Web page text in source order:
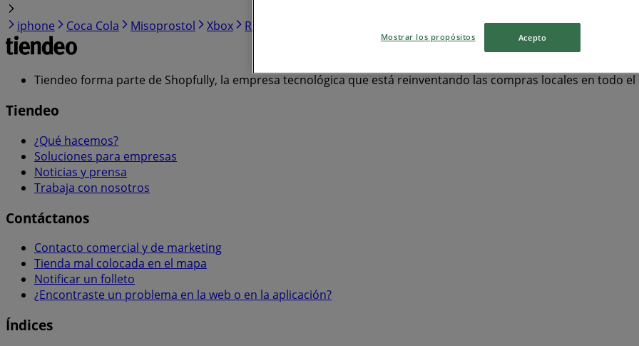
iphone
Coca Cola Misoprostol Xbox Roku
Tiendeo forma parte de Shopfully, la empresa tecnológica que está reinventando las compras locales en todo
Tiendeo
¿Qué hacemos?
Soluciones para empresas
Noticias y prensa
Trabaja con nosotros
Contáctanos
Contacto comercial y de marketing
Tienda mal colocada en el mapa
Notificar un folleto
¿Encontraste un problema en la web o en la aplicación?
Índices
Mostrar los propósitos Acepto